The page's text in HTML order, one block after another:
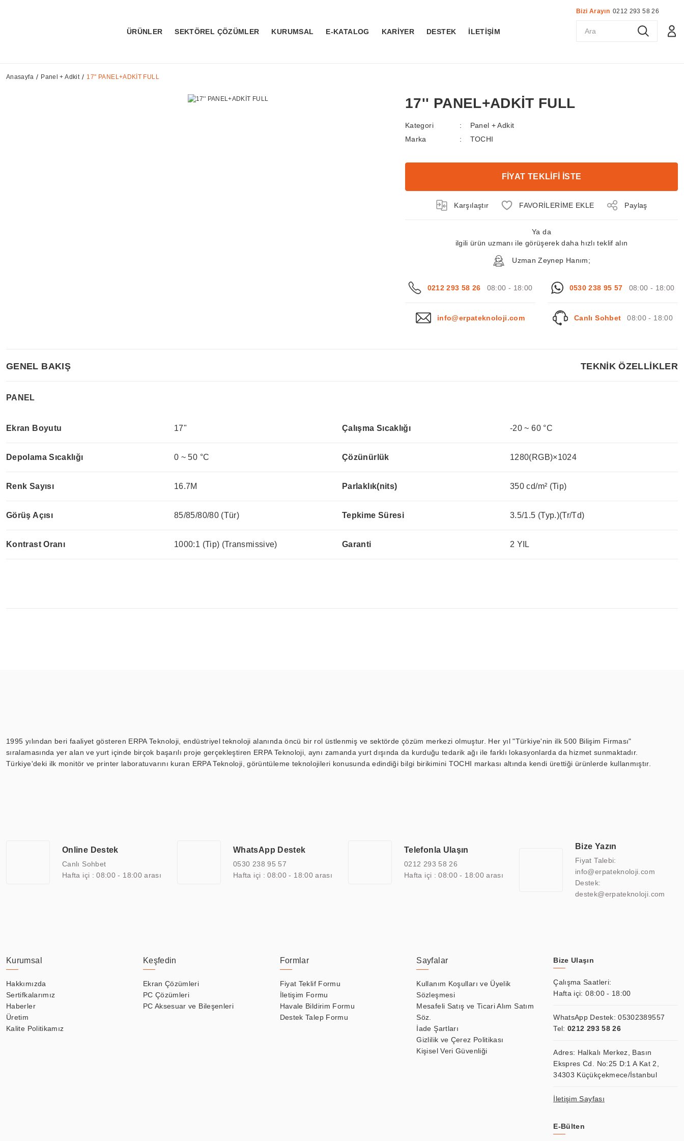
ÜRÜNLER SEKTÖREL ÇÖZÜMLER KURUMSAL E-KATALOG KARİYER DESTEK İLETİŞİM
Bizi Arayın 0212 293 58 26
Anasayfa Panel + Adkit 17'' PANEL+ADKİT FULL
17'' PANEL+ADKİT FULL
Kategori
Panel + Adkit
Marka
TOCHI
FİYAT TEKLİFİ İSTE
Karşılaştır Paylaş
Ya da
ilgili ürün uzmanı ile görüşerek daha hızlı teklif alın
Uzman Zeynep Hanım;
0212 293 58 26 08:00 - 18:00 0530 238 95 57 08:00 - 18:00
info@erpateknoloji.com Canlı Sohbet 08:00 - 18:00
GENEL BAKIŞ TEKNİK ÖZELLİKLER
PANEL
Ekran Boyutu 17" Çalışma Sıcaklığı -20 ~ 60 °C
Depolama Sıcaklığı 0 ~ 50 °C Çözünürlük 1280(RGB)×1024
Renk Sayısı 16.7M Parlaklık(nits) 350 cd/m² (Tip)
Görüş Açısı 85/85/80/80 (Tür) Tepkime Süresi 3.5/1.5 (Typ.)(Tr/Td)
Kontrast Oranı 1000:1 (Tip) (Transmissive) Garanti 2 YIL
1995 yılından beri faaliyet gösteren ERPA Teknoloji, endüstriyel teknoloji alanında öncü bir rol üstlenmiş ve sektörde çözüm merkezi olmuştur. Her yıl "Türkiye'nin ilk 500 Bilişim Firması"
sıralamasında yer alan ve yurt içinde birçok başarılı proje gerçekleştiren ERPA Teknoloji, aynı zamanda yurt dışında da kurduğu tedarik ağı ile farklı lokasyonlarda da hizmet sunmaktadır.
Türkiye'deki ilk monitör ve printer laboratuvarını kuran ERPA Teknoloji, görüntüleme teknolojileri konusunda edindiği bilgi birikimini TOCHI markası altında kendi ürettiği ürünlerde kullanmıştır.
arasında yer almaktadır. ERPA Teknoloji, uluslararası standartlarda kalite belgelerine ve sertifikalara sahip olup, etik değerlere bağlı bir şekilde hareket etmektedir. Kaliteli ekipmanı, uzman kadroları,
yılların getirdiği bilgi ve tecrübe ile birleştiren ERPA Teknoloji, özel çözümleri ile iş ortaklarının öne çıkmasına ve sürekli gelişimine katkı sağlamaktadır.
Online Destek
Canlı Sohbet
Hafta içi : 08:00 - 18:00 arası
WhatsApp Destek
0530 238 95 57
Hafta içi : 08:00 - 18:00 arası
Telefonla Ulaşın
0212 293 58 26
Hafta içi : 08:00 - 18:00 arası
Bize Yazın
Fiyat Talebi:
info@erpateknoloji.com
Destek:
destek@erpateknoloji.com
Kurumsal
Hakkımızda
Sertifkalarımız
Haberler
Üretim
Kalite Politikamız
Keşfedin
Ekran Çözümleri
PC Çözümleri
PC Aksesuar ve Bileşenleri
Formlar
Fiyat Teklif Formu
İletişim Formu
Havale Bildirim Formu
Destek Talep Formu
Sayfalar
Kullanım Koşulları ve Üyelik
Sözleşmesi
Mesafeli Satış ve Ticari Alım Satım
Söz.
İade Şartları
Gizlilik ve Çerez Politikası
Kişisel Veri Güvenliği
Bize Ulaşın
Çalışma Saatleri:
Hafta içi: 08:00 - 18:00
WhatsApp Destek:05302389557
Tel: 0212 293 58 26
Adres: Halkalı Merkez, Basın
Ekspres Cd. No:25 D:1 A Kat 2,
34303 Küçükçekmece/İstanbul
İletişim Sayfası
E-Bülten